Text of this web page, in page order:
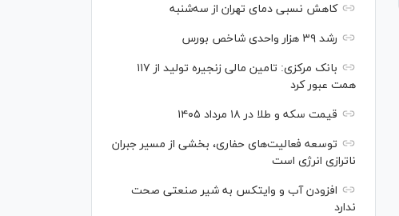
کاهش نسبی دمای تهران از سه‌شنبه
رشد ۳۹ هزار واحدی شاخص بورس
بانک مرکزی: تامین مالی زنجیره تولید از ۱۱۷
همت عبور کرد
قیمت سکه و طلا در ۱۸ مرداد ۱۴۰۵
توسعه فعالیت‌های حفاری، بخشی از مسیر جبران
ناترازی انرژی است
افزودن آب و وایتکس به شیر صنعتی صحت
ندارد